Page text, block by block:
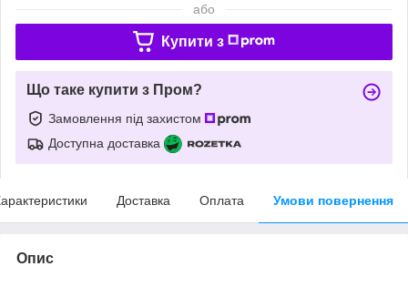
або
Купити з
Що таке купити з Пром?
Замовлення під захистом
Доступна доставка
Доставка Оплата Умови повернення
Опис